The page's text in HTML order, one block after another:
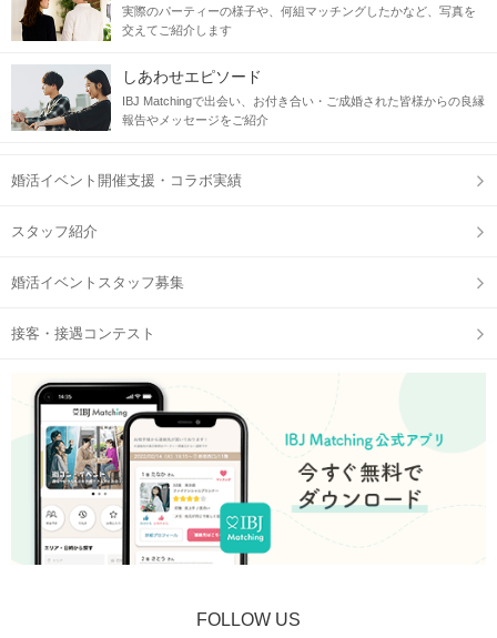
実際のパーティーの様子や、何組マッチングしたかなど、写真を
交えてご紹介します
しあわせエピソード
IBJ Matchingで出会い、お付き合い・ご成婚された皆様からの良縁
報告やメッセージをご紹介
婚活イベント開催支援・コラボ実績
スタッフ紹介
婚活イベントスタッフ募集
接客・接遇コンテスト
FOLLOW US